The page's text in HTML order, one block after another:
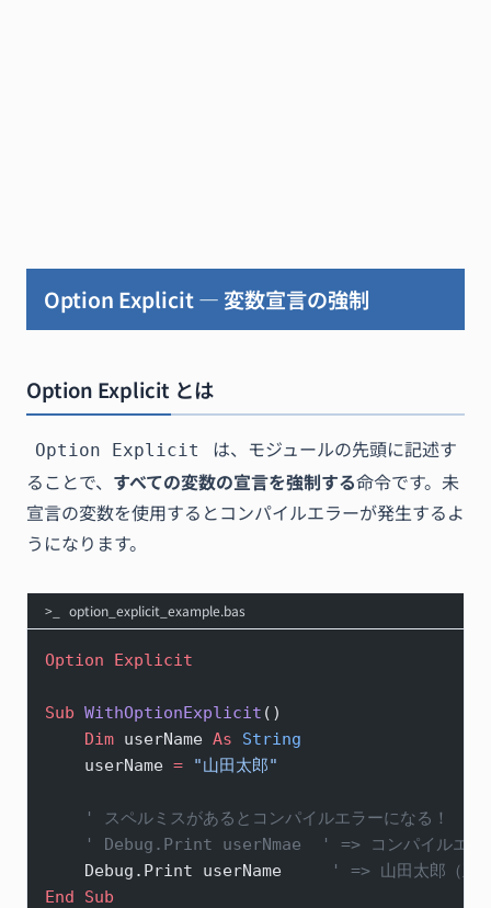
Option Explicit — 変数宣言の強制
Option Explicit とは
Option Explicit
は、モジュールの先頭に記述す
ることで、 すべての変数の宣言を強制する命令です。未
宣言の変数を使用するとコンパイルエラーが発生するよ
うになります。
option_explicit_example.bas
Option Explicit
Sub WithOptionExplicit ()
    Dim
userName As String
    userName
= "山田太郎"
    ' スペルミスがあるとコンパイルエラーになる！
' Debug.Print userNmae  ' => コンパイルエラ
    Debug.Print userName
' => 山田太郎（正
End Sub